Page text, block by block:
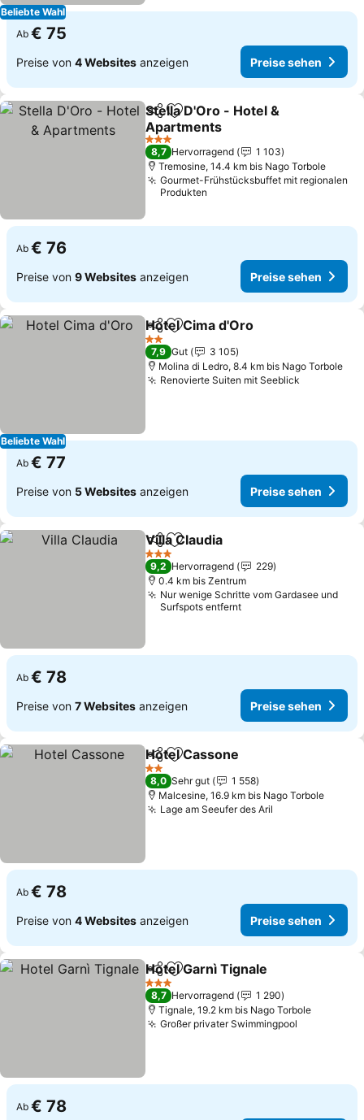
Beliebte Wahl
Ab € 75
Preise von 4 Websites anzeigen Preise sehen
TeilenZu Favoriten hinzufügen
Stella D'Oro - Hotel &
Apartments
3 Sterne
8,7 Hervorragend
1 103
Tremosine, 14.4 km bis Nago Torbole
Gourmet-Frühstücksbuffet mit regionalen
Produkten
Ab € 76
Preise von 9 Websites anzeigen Preise sehen
Beliebte Wahl
TeilenZu Favoriten hinzufügen
Hotel Cima d'Oro
2 Sterne
7,9 Gut
3 105
Molina di Ledro, 8.4 km bis Nago Torbole
Renovierte Suiten mit Seeblick
Ab € 77
Preise von 5 Websites anzeigen Preise sehen
TeilenZu Favoriten hinzufügen
Villa Claudia
3 Sterne
9,2 Hervorragend
229
0.4 km bis Zentrum
Nur wenige Schritte vom Gardasee und
Surfspots entfernt
Ab € 78
Preise von 7 Websites anzeigen Preise sehen
TeilenZu Favoriten hinzufügen
Hotel Cassone
2 Sterne
8,0 Sehr gut
1 558
Malcesine, 16.9 km bis Nago Torbole
Lage am Seeufer des Aril
Ab € 78
Preise von 4 Websites anzeigen Preise sehen
TeilenZu Favoriten hinzufügen
Hotel Garnì Tignale
3 Sterne
8,7 Hervorragend
1 290
Tignale, 19.2 km bis Nago Torbole
Großer privater Swimmingpool
Ab € 78